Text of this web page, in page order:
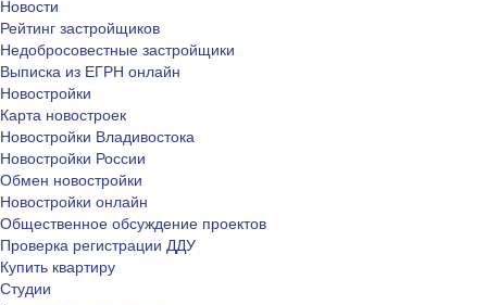
Новости
Рейтинг застройщиков
Недобросовестные застройщики
Выписка из ЕГРН онлайн
Новостройки
Карта новостроек
Новостройки Владивостока
Новостройки России
Обмен новостройки
Новостройки онлайн
Общественное обсуждение проектов
Проверка регистрации ДДУ
Купить квартиру
Студии